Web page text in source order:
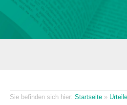
Startseite » Urteile